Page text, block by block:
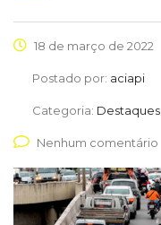
18 de março de 2022
Postado por: aciapi
Categoria: Destaques
Nenhum comentário